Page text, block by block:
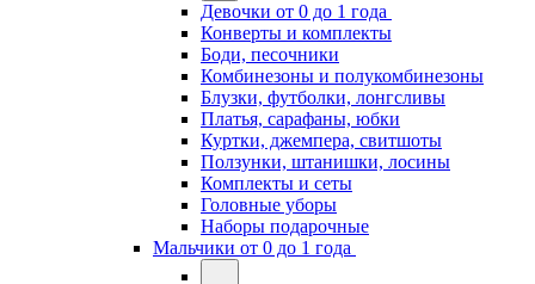
Девочки от 0 до 1 года
Конверты и комплекты
Боди, песочники
Комбинезоны и полукомбинезоны
Блузки, футболки, лонгсливы
Платья, сарафаны, юбки
Куртки, джемпера, свитшоты
Ползунки, штанишки, лосины
Комплекты и сеты
Головные уборы
Наборы подарочные
Мальчики от 0 до 1 года